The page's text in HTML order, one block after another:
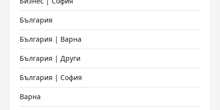
България
България | Варна
България | Други
България | София
Варна